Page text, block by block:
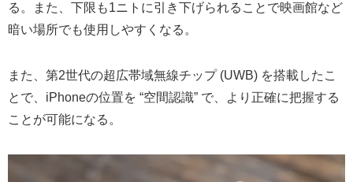
る。また、下限も1ニトに引き下げられることで映画館など
暗い場所でも使用しやすくなる。
また、第2世代の超広帯域無線チップ (UWB) を搭載したこ
とで、iPhoneの位置を “空間認識” で、より正確に把握する
ことが可能になる。